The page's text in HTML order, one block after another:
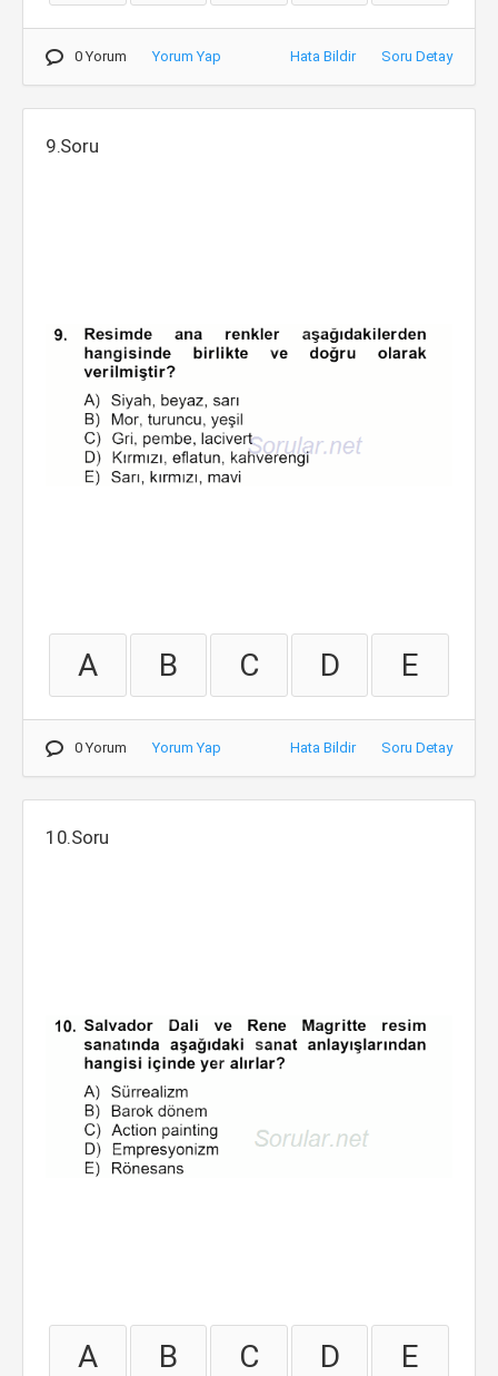
0 Yorum Yorum Yap Hata Bildir Soru Detay
9.Soru
A B C D E
0 Yorum Yorum Yap Hata Bildir Soru Detay
10.Soru
A B C D E